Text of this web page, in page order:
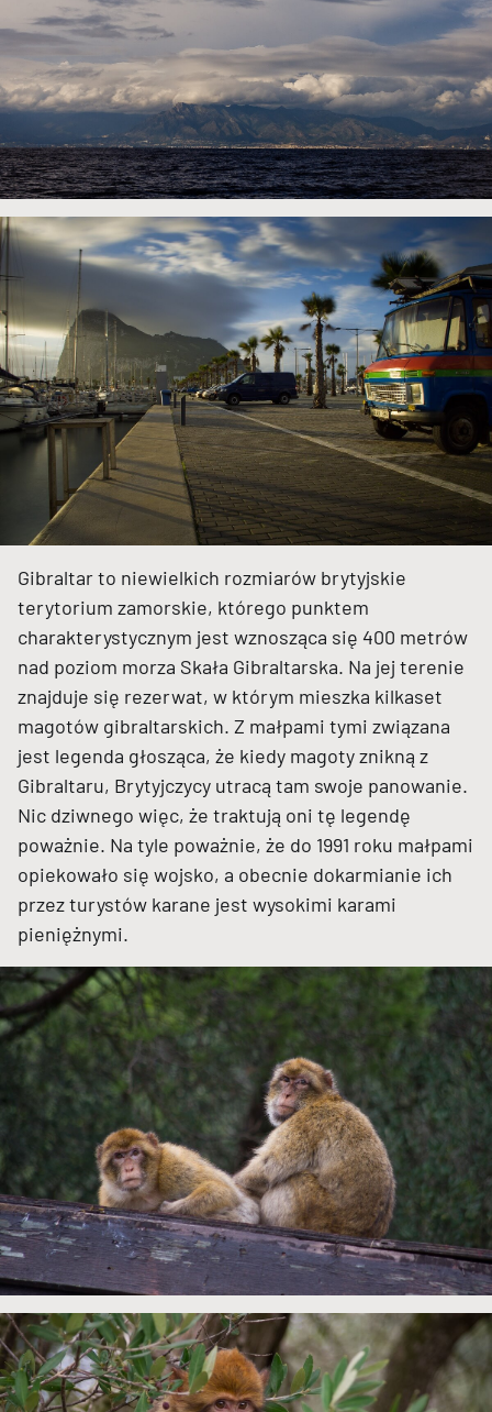
Gibraltar to niewielkich rozmiarów brytyjskie
terytorium zamorskie, którego punktem
charakterystycznym jest wznosząca się 400 metrów
nad poziom morza Skała Gibraltarska. Na jej terenie
znajduje się rezerwat, w którym mieszka kilkaset
magotów gibraltarskich. Z małpami tymi związana
jest legenda głosząca, że kiedy magoty znikną z
Gibraltaru, Brytyjczycy utracą tam swoje panowanie.
Nic dziwnego więc, że traktują oni tę legendę
poważnie. Na tyle poważnie, że do 1991 roku małpami
opiekowało się wojsko, a obecnie dokarmianie ich
przez turystów karane jest wysokimi karami
pieniężnymi.